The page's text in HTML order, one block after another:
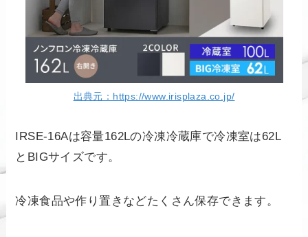
出典元：https://www.irisplaza.co.jp/
IRSE-16Aは容量162Lの冷凍冷蔵庫で冷凍室は62L
とBIGサイズです。
冷凍食品や作り置きなどたくさん保存できます。